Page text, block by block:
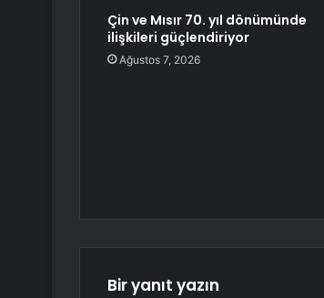
Çin ve Mısır 70. yıl dönümünde
ilişkileri güçlendiriyor
Ağustos 7, 2026
Bir yanıt yazın